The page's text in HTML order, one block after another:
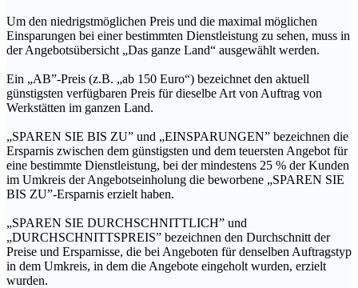
Um den niedrigstmöglichen Preis und die maximal möglichen
Einsparungen bei einer bestimmten Dienstleistung zu sehen, muss in
der Angebotsübersicht „Das ganze Land“ ausgewählt werden.
Ein „AB”-Preis (z.B. „ab 150 Euro“) bezeichnet den aktuell
günstigsten verfügbaren Preis für dieselbe Art von Auftrag von
Werkstätten im ganzen Land.
„SPAREN SIE BIS ZU” und „EINSPARUNGEN” bezeichnen die
Ersparnis zwischen dem günstigsten und dem teuersten Angebot für
eine bestimmte Dienstleistung, bei der mindestens 25 % der Kunden
im Umkreis der Angebotseinholung die beworbene „SPAREN SIE
BIS ZU”-Ersparnis erzielt haben.
„SPAREN SIE DURCHSCHNITTLICH” und
„DURCHSCHNITTSPREIS” bezeichnen den Durchschnitt der
Preise und Ersparnisse, die bei Angeboten für denselben Auftragstyp
in dem Umkreis, in dem die Angebote eingeholt wurden, erzielt
wurden.